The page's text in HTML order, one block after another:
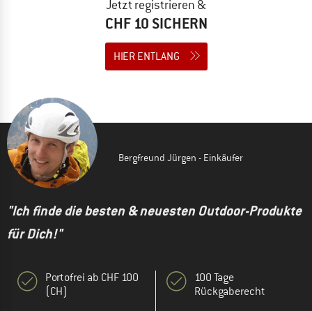
Jetzt registrieren &
CHF 10 SICHERN
HIER ENTLANG
Bergfreund Jürgen - Einkäufer
"Ich finde die besten & neuesten Outdoor-Produkte
für Dich!"
Portofrei ab CHF 100
(CH)
100 Tage
Rückgaberecht